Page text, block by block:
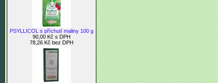
PSYLLICOL s příchutí maliny 100 g
90,00 Kč s DPH
78,26 Kč bez DPH